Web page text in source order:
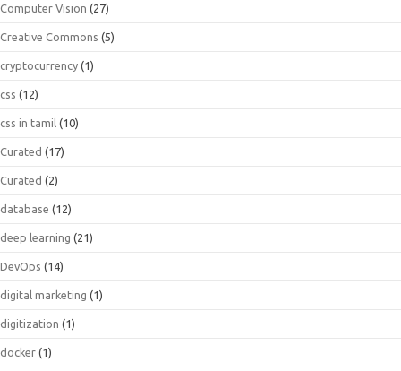
Computer Vision (27)
Creative Commons (5)
cryptocurrency (1)
css (12)
css in tamil (10)
Curated (17)
Curated (2)
database (12)
deep learning (21)
DevOps (14)
digital marketing (1)
digitization (1)
docker (1)